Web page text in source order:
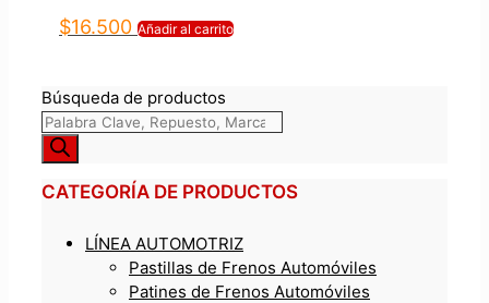
$16.500 Añadir al carrito
Búsqueda de productos
CATEGORÍA DE PRODUCTOS
LÍNEA AUTOMOTRIZ
Pastillas de Frenos Automóviles
Patines de Frenos Automóviles